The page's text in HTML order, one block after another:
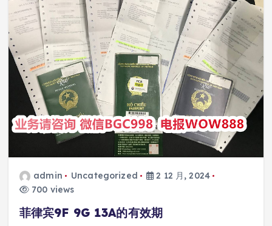
admin Uncategorized
2 12 月, 2024
700 views
菲律宾9F 9G 13A的有效期